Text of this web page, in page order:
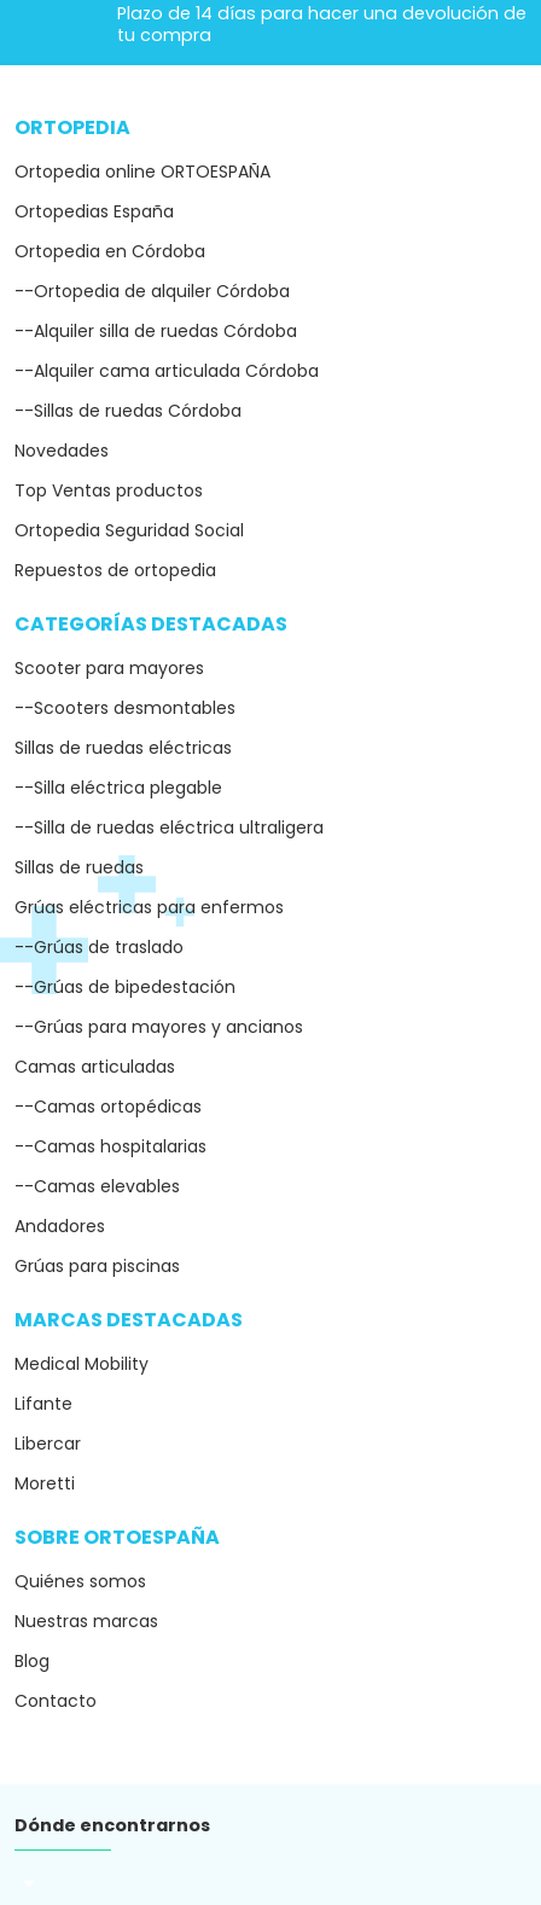
Plazo de 14 días para hacer una devolución de
tu compra
ORTOPEDIA
Ortopedia online ORTOESPAÑA
Ortopedias España
Ortopedia en Córdoba
--Ortopedia de alquiler Córdoba
--Alquiler silla de ruedas Córdoba
--Alquiler cama articulada Córdoba
--Sillas de ruedas Córdoba
Novedades
Top Ventas productos
Ortopedia Seguridad Social
Repuestos de ortopedia
CATEGORÍAS DESTACADAS
Scooter para mayores
--Scooters desmontables
Sillas de ruedas eléctricas
--Silla eléctrica plegable
--Silla de ruedas eléctrica ultraligera
Sillas de ruedas
Grúas eléctricas para enfermos
--Grúas de traslado
--Grúas de bipedestación
--Grúas para mayores y ancianos
Camas articuladas
--Camas ortopédicas
--Camas hospitalarias
--Camas elevables
Andadores
Grúas para piscinas
MARCAS DESTACADAS
Medical Mobility
Lifante
Libercar
Moretti
SOBRE ORTOESPAÑA
Quiénes somos
Nuestras marcas
Blog
Contacto
Dónde encontrarnos